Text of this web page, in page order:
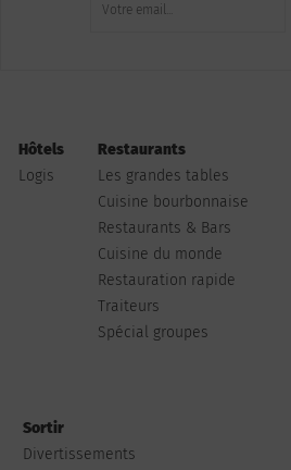
Hôtels
Logis
Restaurants
Les grandes tables
Cuisine bourbonnaise
Restaurants & Bars
Cuisine du monde
Restauration rapide
Traiteurs
Spécial groupes
Sortir
Divertissements